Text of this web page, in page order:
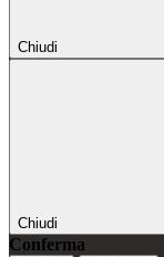
Chiudi
Chiudi
Conferma